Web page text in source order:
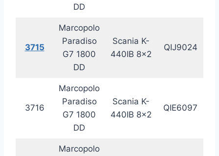
DD
3715
Marcopolo
Paradiso
G7 1800
DD
Scania K-
440IB 8×2
QIJ9024
3716
Marcopolo
Paradiso
G7 1800
DD
Scania K-
440IB 8×2
QIE6097
Marcopolo